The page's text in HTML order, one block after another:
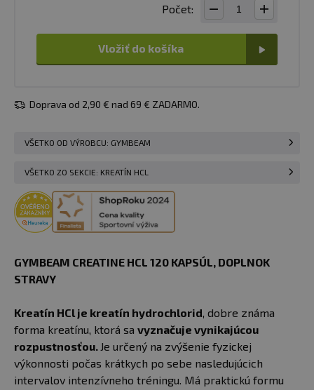
Počet:
Vložiť do košíka
Doprava od 2,90 € nad 69 € ZADARMO.
VŠETKO OD VÝROBCU: GYMBEAM
VŠETKO ZO SEKCIE: KREATÍN HCL
GYMBEAM CREATINE HCL 120 KAPSÚL, DOPLNOK
STRAVY
Kreatín HCl je kreatín hydrochlorid, dobre známa
forma kreatínu, ktorá sa vyznačuje vynikajúcou
rozpustnosťou. Je určený na zvýšenie fyzickej
výkonnosti počas krátkych po sebe nasledujúcich
intervalov intenzívneho tréningu. Má praktickú formu